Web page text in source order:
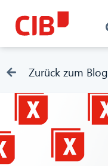
Zurück zum Blog